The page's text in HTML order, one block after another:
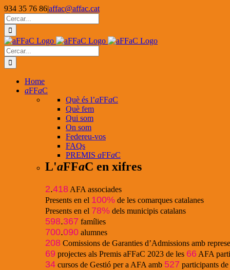
Skip
to
content
934 35 76 86|affac@affac.cat
Facebook
X
YouTube
Cerca
…
Cerca
…
Home
aFFaC
Què és l’aFFaC
Què fem
Qui som
On som
Federeu-vos
FAQs
PREMIS aFFaC
L'aFFaC en xifres
2.418 AFA associades
Presents en el 100% de les comarques catalanes
Presents en el 78% dels municipis catalans
598.367 famílies
700.090 alumnes
208 Comissions de Garanties d’Admissions amb
69 projectes als Premis aFFaC 2023 de les 66 AFA
34 cursos de Gestió per a AFA amb 527 participants de